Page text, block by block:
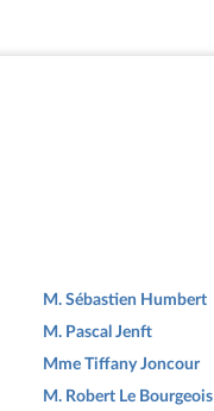
M. Sébastien Humbert
M. Pascal Jenft
Mme Tiffany Joncour
M. Robert Le Bourgeois